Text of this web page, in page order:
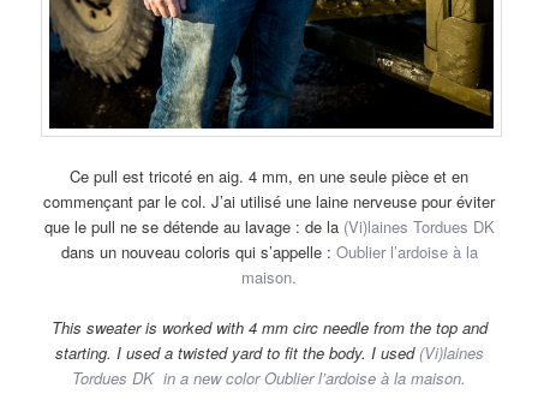
Ce pull est tricoté en aig. 4 mm, en une seule pièce et en
commençant par le col. J’ai utilisé une laine nerveuse pour éviter
que le pull ne se détende au lavage : de la (Vi)laines Tordues DK
dans un nouveau coloris qui s’appelle : Oublier l’ardoise à la
maison.
This sweater is worked with 4 mm circ needlefrom the top and
starting. I used a twistedyardtofit the body. I used (Vi)laines
Tordues DKin a new colorOublier l’ardoise à la maison.